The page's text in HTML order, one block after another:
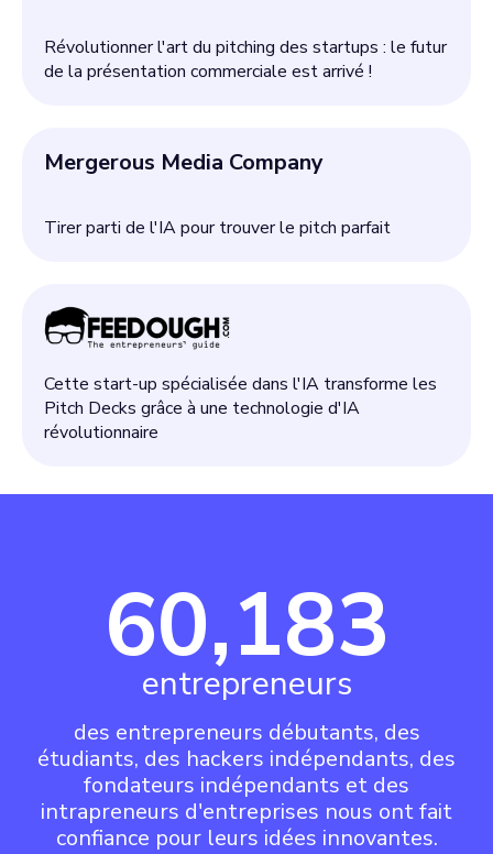
Révolutionner l'art du pitching des startups : le futur
de la présentation commerciale est arrivé !
Mergerous Media Company
Tirer parti de l'IA pour trouver le pitch parfait
Cette start-up spécialisée dans l'IA transforme les
Pitch Decks grâce à une technologie d'IA
révolutionnaire
60,183
entrepreneurs
des entrepreneurs débutants, des
étudiants, des hackers indépendants, des
fondateurs indépendants et des
intrapreneurs d'entreprises nous ont fait
confiance pour leurs idées innovantes.